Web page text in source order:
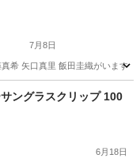
7月8日
希 矢口真里 飯田圭織がいます
モーニング娘
ングラスクリップ 100
6月18日